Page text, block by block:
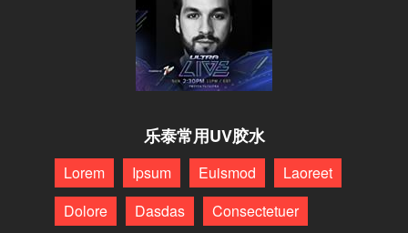
乐泰常用UV胶水
Lorem Ipsum Euismod
Laoreet
Dolore
Dasdas
Consectetuer